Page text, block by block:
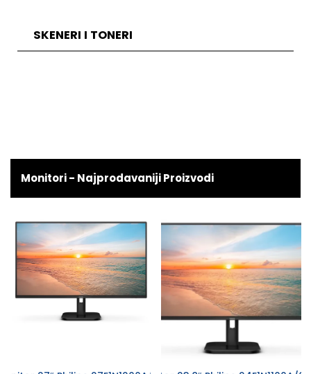
SKENERI I TONERI
Monitori - Najprodavaniji Proizvodi